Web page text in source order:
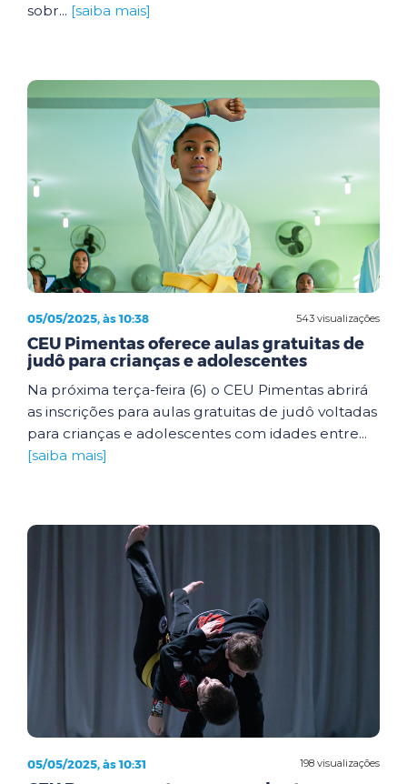
sobr... [saiba mais]
543 visualizações
05/05/2025, às 10:38
CEU Pimentas oferece aulas gratuitas de
judô para crianças e adolescentes
Na próxima terça-feira (6) o CEU Pimentas abrirá
as inscrições para aulas gratuitas de judô voltadas
para crianças e adolescentes com idades entre...
[saiba mais]
198 visualizações
05/05/2025, às 10:31